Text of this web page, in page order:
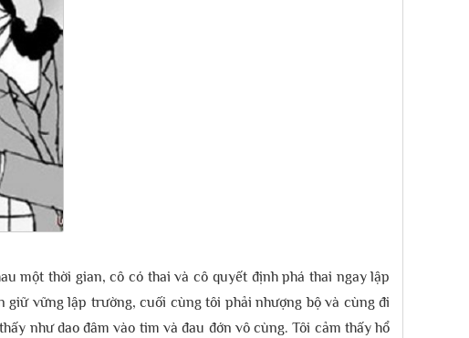
một thời gian, cô có thai và cô quyết định phá thai ngay lập
vững lập trường, cuối cùng tôi phải nhượng bộ và cùng đi
như dao đâm vào tim và đau đớn vô cùng. Tôi cảm thấy hổ